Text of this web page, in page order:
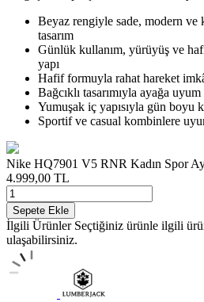
Beyaz rengiyle sade, modern
tasarım
Günlük kullanım, yürüyüş ve
yapı
Hafif formuyla rahat hareket
Bağcıklı tasarımıyla ayağa
Yumuşak iç yapısıyla gün boyu
Sportif ve casual kombinlere
Nike HQ7901 V5 RNR Kadın Spor
4.999,00 TL
Sepete Ekle
İlgili Ürünler Seçtiğiniz ürünle ilgili
ulaşabilirsiniz.